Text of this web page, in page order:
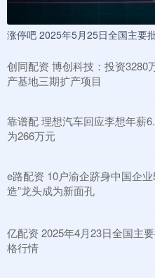
涨停吧 2025年5月25日全国主要
创同配资 博创科技：投资3280
产基地三期扩产项目
靠谱配 理想汽车回应李想年薪
为266万元
e路配资 10户渝企跻身中国企
造”龙头成为新面孔
亿配资 2025年4月23日全国主
格行情